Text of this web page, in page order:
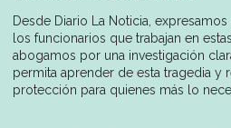
Desde Diario La Noticia,
los funcionarios que trabajan en
abogamos por una investigación
permita aprender de esta tragedia y
protección para quienes más lo